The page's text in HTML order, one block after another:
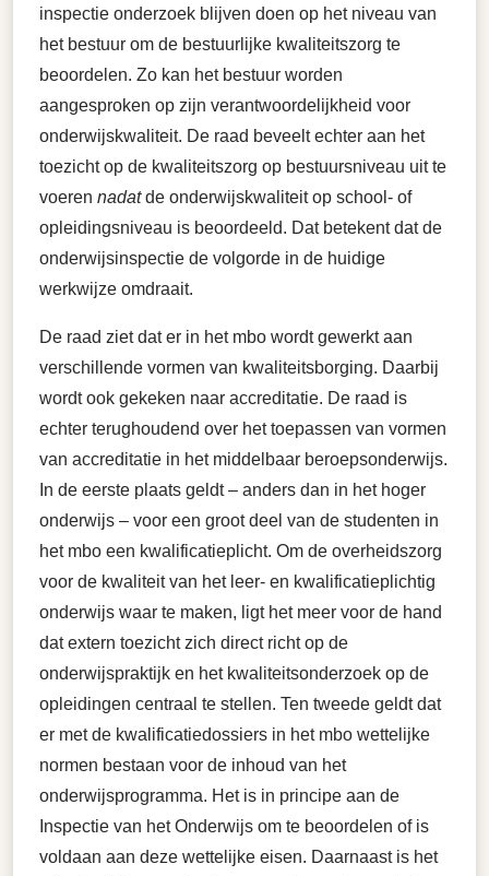
inspectie onderzoek blijven doen op het niveau van
het bestuur om de bestuurlijke kwaliteitszorg te
beoordelen. Zo kan het bestuur worden
aangesproken op zijn verantwoordelijkheid voor
onderwijskwaliteit. De raad beveelt echter aan het
toezicht op de kwaliteitszorg op bestuursniveau uit te
voeren nadatde onderwijskwaliteit op school- of
opleidingsniveau is beoordeeld. Dat betekent dat de
onderwijsinspectie de volgorde in de huidige
werkwijze omdraait.
De raad ziet dat er in het mbo wordt gewerkt aan
verschillende vormen van kwaliteitsborging. Daarbij
wordt ook gekeken naar accreditatie. De raad is
echter terughoudend over het toepassen van vormen
van accreditatie in het middelbaar beroepsonderwijs.
In de eerste plaats geldt – anders dan in het hoger
onderwijs – voor een groot deel van de studenten in
het mbo een kwalificatieplicht. Om de overheidszorg
voor de kwaliteit van het leer- en kwalificatieplichtig
onderwijs waar te maken, ligt het meer voor de hand
dat extern toezicht zich direct richt op de
onderwijspraktijk en het kwaliteitsonderzoek op de
opleidingen centraal te stellen. Ten tweede geldt dat
er met de kwalificatiedossiers in het mbo wettelijke
normen bestaan voor de inhoud van het
onderwijsprogramma. Het is in principe aan de
Inspectie van het Onderwijs om te beoordelen of is
voldaan aan deze wettelijke eisen. Daarnaast is het